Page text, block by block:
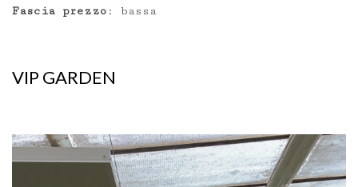
Fascia prezzo : bassa
VIP GARDEN